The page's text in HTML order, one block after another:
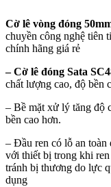
Cờ lê vòng đóng
chuyền công nghệ tiên
chính hãng giá rẻ
–Cờ lê đóng Sata
chất lượng cao, độ bền
– Bề mặt xử lý tăng độ
bền cao hơn.
– Đầu ren có lỗ an toàn
với thiết bị trong khi ren
tránh bị thương do lực
dụng